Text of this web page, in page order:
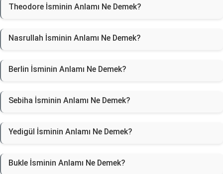
Theodore İsminin Anlamı Ne Demek?
Nasrullah İsminin Anlamı Ne Demek?
Berlin İsminin Anlamı Ne Demek?
Sebiha İsminin Anlamı Ne Demek?
Yedigül İsminin Anlamı Ne Demek?
Bukle İsminin Anlamı Ne Demek?